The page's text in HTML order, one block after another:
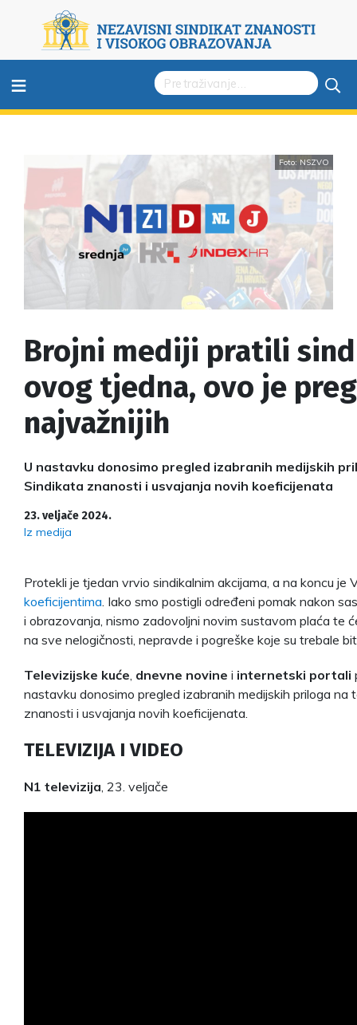
≡
Foto: NSZVO
Brojni mediji pratili
ovog tjedna, ovo je
najvažnijih
U nastavku donosimo pregled izabranih medijskih
Sindikata znanosti i usvajanja novih koeficijenata
23. veljače 2024.
Iz medija
Protekli je tjedan vrvio sindikalnim akcijama, a na koncu je
koeficijentima . Iako smo postigli određeni pomak nakon
i obrazovanja, nismo zadovoljni novim sustavom plaća te
na sve nelogičnosti, nepravde i pogreške koje su trebale
Televizijske kuće dnevne novine i internetski portali
nastavku donosimo pregled izabranih medijskih priloga na
znanosti i usvajanja novih koeficijenata.
TELEVIZIJA I VIDEO
N1 televizija , 23. veljače